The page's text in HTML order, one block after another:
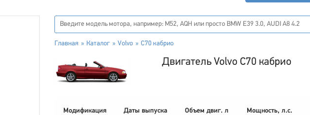
Главная Каталог Volvo C70 кабрио
Двигатель Volvo C70 кабрио
Модификация Даты выпуска Объем двиг. л Мощность, л.с.